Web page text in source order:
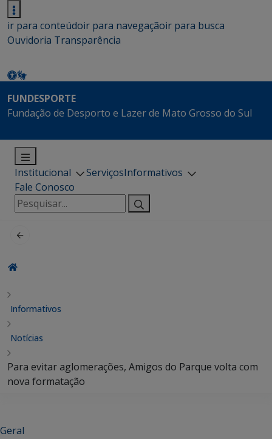
ir para conteúdoir para navegaçãoir para busca
Ouvidoria Transparência
FUNDESPORTE
Fundação de Desporto e Lazer de Mato Grosso do Sul
Institucional ServiçosInformativos
Fale Conosco
Pesquisar
por:
Informativos
Notícias
Para evitar aglomerações, Amigos do Parque volta com
nova formatação
Geral